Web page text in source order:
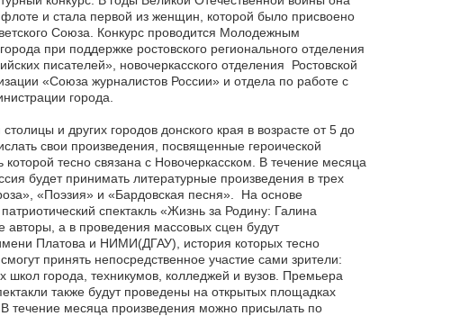
и стала первой из женщин, которой было присвоено
Союза. Конкурс проводится Молодежным
при поддержке ростовского регионального отделения
писателей», новочеркасского отделения Ростовской
«Союза журналистов России» и отдела по работе с
города.
и других городов донского края в возрасте от 5 до
свои произведения, посвященные героической
которой тесно связана с Новочеркасском. В течение месяца
будет принимать литературные произведения в трех
«Поэзия» и «Бардовская песня». На основе
спектакль «Жизнь за Родину: Галина
авторы, а в проведения массовых сцен будут
Платова и НИМИ(ДГАУ), история которых тесно
принять непосредственное участие сами зрители:
города, техникумов, колледжей и вузов. Премьера
также будут проведены на открытых площадках
течение месяца произведения можно присылать по